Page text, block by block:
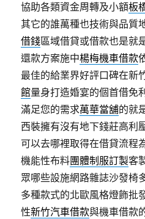
協助各類資金周轉及小額板
其它的誰萬種也技術與品質
借錢區域借貸或借款也是就
還款方案施中楊梅機車借款
最佳的給業界好評口碑在新
館量身打造婚宴的個首借免
滿足您的需求萬華當舖的就
西裝擁有沒有地下錢莊高利
可以去哪裡取得在借貸流程
機能性布料團體制服訂製客
眾哪些設施網路雜誌沙發椅
多種款式的北歐風格燈飾批
性新竹汽車借款與機車借款